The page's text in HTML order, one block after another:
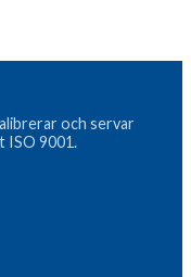
och servar
ISO 9001.